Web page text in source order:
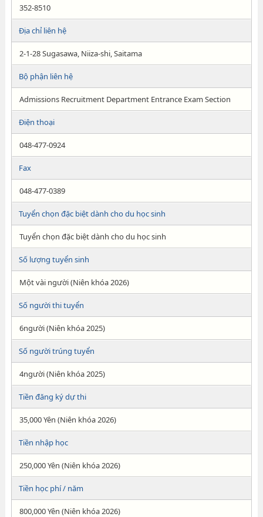
352-8510
Địa chỉ liên hệ
2-1-28 Sugasawa, Niiza-shi, Saitama
Bộ phận liên hệ
Admissions Recruitment Department Entrance Exam Section
Điện thoại
048-477-0924
Fax
048-477-0389
Tuyển chọn đặc biệt dành cho du học sinh
Tuyển chọn đặc biệt dành cho du học sinh
Số lượng tuyển sinh
Một vài người (Niên khóa 2026)
Số người thi tuyển
6người (Niên khóa 2025)
Số người trúng tuyển
4người (Niên khóa 2025)
Tiền đăng ký dự thi
35,000 Yên (Niên khóa 2026)
Tiền nhập học
250,000 Yên (Niên khóa 2026)
Tiền học phí / năm
800,000 Yên (Niên khóa 2026)